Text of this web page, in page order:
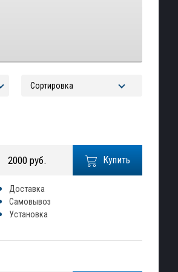
Купить
2000 руб.
Доставка
Самовывоз
Установка